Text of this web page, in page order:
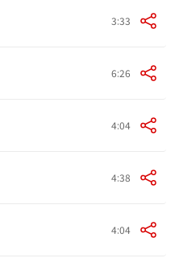
3:33
6:26
4:04
4:38
4:04